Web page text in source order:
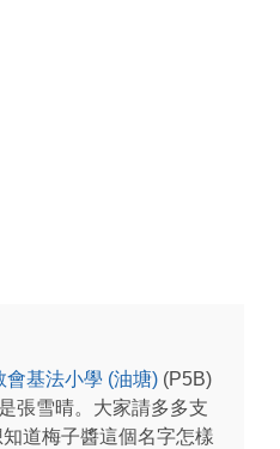
會基法小學 (油塘) (P5B)
張雪晴。大家請多多支
道梅子醬這個名字怎樣